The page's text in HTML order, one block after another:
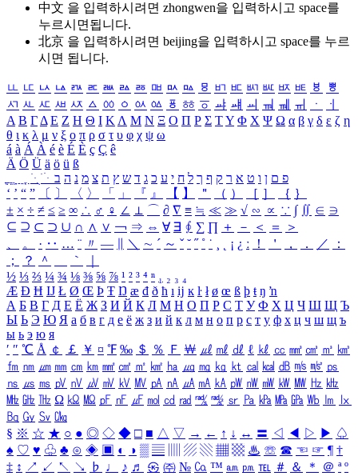
中文 을 입력하시려면 zhongwen을 입력하시고 space를
누르시면됩니다.
北京 을 입력하시려면 beijing을 입력하시고 space를 누르
시면 됩니다.
ㅥ ㅦ ㅧ ㅨ ㅩ ㅪ ㅫ ㅬ ㅭ ㅮ ㅯ ㅰ ㅱ ㅲ ㅳ ㅴ ㅵ ㅶ ㅷ ㅸ
ㅹ
ㅺ ㅻ ㅼ ㅽ ㅾ ㅿ ㆀ ㆁ ㆂ ㆃ ㆄ ㆅ ㆆ ㆇ ㆈ ㆉ ㆊ ㆋ ㆌ ㆍ
ㆎ
Α Β ΓΔ Ε Ζ Η Θ Ι ΚΛ Μ Ν Ξ Ο Π Ρ Σ ΤΥ Φ Χ Ψ Ω α β γ δ ε ζ η
θ ι κ λ μ ν ξ ο π ρ σ τ υ φ χ ψ ω
á à Á À é è É È ç Ç ê
Ä Ö Ü ä ö ü ß
ִֶֹ ֻּ ׁׂ פ ם ן ו ט א ר ק ף ך ל ח י ע כ ג ד ש ץ ת צ מ נ ה ב
‘ ’ “ ” 〔 〕 〈 〉 「 」 『 』 【 】 ＂ （ ） ［ ］ ｛ ｝
± × ÷ ≠ ≤ ≥ ∞ ∴ ♂ ♀ ∠ ⊥ ⌒ ∂ ∇ ≡ ≒ ≪ ≫ √ ∽ ∝ ∵ ∫ ∬ ∈ ∋
⊆ ⊇ ⊂ ⊃ ∪ ∩ ∧ ∨ ￢ ⇒ ⇔ ∀ ∃ ∮ ∑ ∏ ＋ － ＜ ＝
＞
、
。 · ‥ … ¨ 〃 ― ＼ ∼ ´ ～ ˇ ˘ ˝ ˚ ˙ ¸ ¡ ¿ ː ！ ＇ ， ． ／
：
；
？ ＾ ｀
½ ⅓ ⅔ ¼ ¾ ⅛ ⅜ ⅝ ⅞ ¹ ² ³ ⁴ ⁿ ₁ ₂ ₃ ₄
Æ Ð Ħ Ĳ Ł Ø Œ Þ Ŧ Ŋ æ đ ð ħ ı ĳ ĸ ŀ ł ø œ ß þ ŧ ŋ ŉ
А Б В Г Д Е Ё Ж З И Й К Л М Н О П Р С Т У Ф Х Ц Ч Ш Щ Ъ
Ы Ь Э Ю Я а б в г д е ё ж з и й к л м н о п р с т у ф х ц ч ш щ ъ
ы ь э ю я
′ ″ ℃ Å ￠ ￡ ￥ ¤ ℉ ‰ ＄ ％ Ｆ ￦ ㎕ ㎖ ㎗ ℓ ㎘ ㏄ ㎣ ㎤ ㎥ ㎦
㎙ ㎚ ㎛ ㎜ ㎝ ㎞ ㎟ ㎠ ㎡ ㎢ ㏊ ㎍ ㎎ ㎏ ㏏ ㎈ ㎉ ㏈ ㎧ ㎨ ㎰
㎱ ㎲ ㎳ ㎴ ㎵ ㎶ ㎷ ㎸ ㎹ ㎀ ㎁ ㎂ ㎃ ㎄ ㎺ ㎻ ㎽ ㎾ ㎿ ㎐ ㎑
㎒ ㎓ ㎔ Ω ㏀ ㏁ ㎊ ㎋ ㎌ ㏖ ㏅ ㎭ ㎮ ㎯ ㏛ ㎩ ㎪ ㎫ ㎬ ㏝ ㏐
㏓
㏃ ㏉ ㏜ ㏆
§ ※ ☆ ★ ○ ● ◎ ◇ ◆ □ ■ △ ▽ → ← ↑ ↓ ↔ 〓 ◁ ◀ ▷ ▶ ♤
♠ ♡ ♥ ♧ ♣ ⊙ ◈ ▣ ◐ ◑ ▒ ▤ ▨ ▧ ▦ ▩ ♨ ☏ ☎ ☜ ☞ ¶ †
‡ ↕ ↗ ↙ ↖ ↘ ♭ ♩ ♪ ♬ ㉿ ㈜ № ㏇ ™ ㏂ ㏘ ℡ ＃ ＆ ＊ ＠ ª º